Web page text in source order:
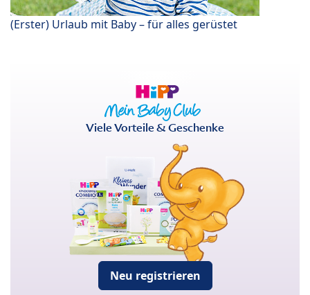
(Erster) Urlaub mit Baby – für alles gerüstet
Viele Vorteile & Geschenke
Neu registrieren